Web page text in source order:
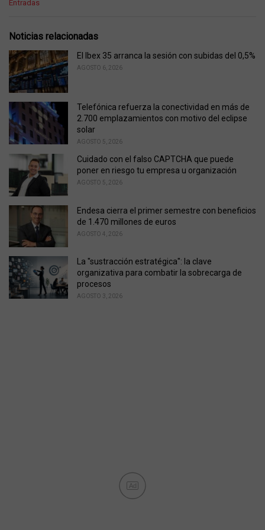
C
e
o
r
i
e
:
Entradas
Noticias relacionadas
El Ibex 35 arranca la sesión con subidas del 0,5%
AGOSTO 6, 2026
Telefónica refuerza la conectividad en más de
2.700 emplazamientos con motivo del eclipse
solar
AGOSTO 5, 2026
Cuidado con el falso CAPTCHA que puede
poner en riesgo tu empresa u organización
AGOSTO 5, 2026
Endesa cierra el primer semestre con beneficios
de 1.470 millones de euros
AGOSTO 4, 2026
La "sustracción estratégica": la clave
organizativa para combatir la sobrecarga de
procesos
AGOSTO 3, 2026
Ad